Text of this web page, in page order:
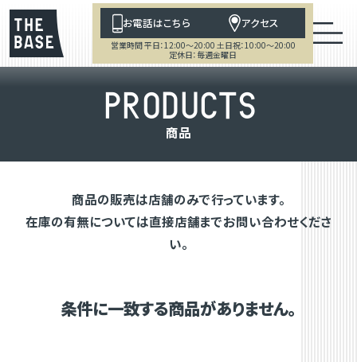
お電話はこちら アクセス
営業時間 平日：12:00～20:00 土日祝：10:00～20:00
定休日：毎週金曜日
PRODUCTS
商品
商品の販売は店舗のみで行っています。
在庫の有無については直接店舗までお問い合わせくださ
い。
条件に一致する商品がありません。